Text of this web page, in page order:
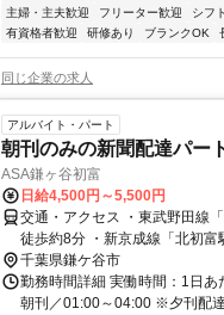
主婦・主夫歓迎
フリーター歓迎 シフ
有資格者歓迎
研修あり ブランクOK
同じ企業の求人
アルバイト・パート
朝刊のみの新聞配達パー
ASA鎌ヶ谷初富
日給4,500円～5,500円
交通・アクセス ・東武野田線
徒歩約8分 ・新京成線「北初富
千葉県鎌ケ谷市
勤務時間詳細 実働時間：1日
朝刊／01:00～04:00 ※夕刊配